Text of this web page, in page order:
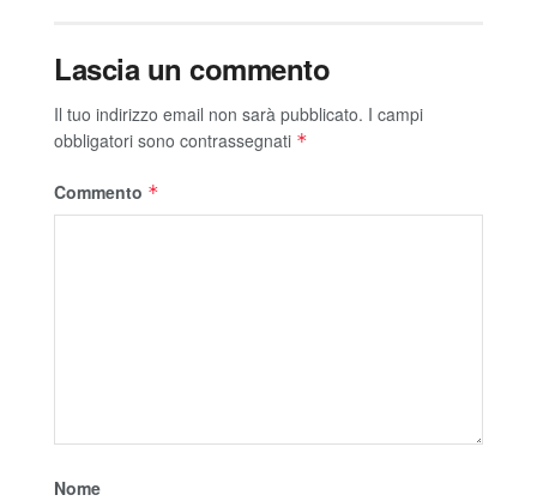
Lascia un commento
Il tuo indirizzo email non sarà pubblicato. I campi
obbligatori sono contrassegnati *
Commento *
Nome